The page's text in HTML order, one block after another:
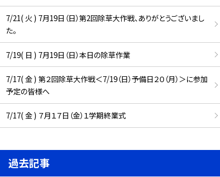
7/21( 火 ) 7月19日（日）第2回除草大作戦、ありがとうございまし
た。
7/19( 日 ) 7月19日（日）本日の除草作業
7/17( 金 ) 第２回除草大作戦＜7/19（日）予備日２０（月）＞に参加
予定の皆様へ
7/17( 金 ) ７月１７日（金）１学期終業式
過去記事